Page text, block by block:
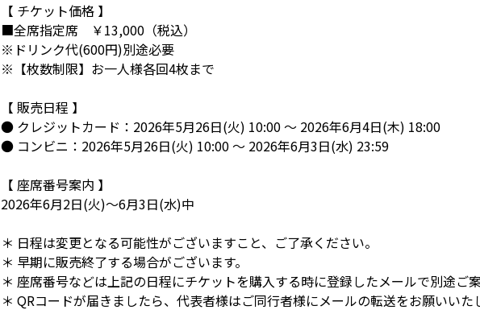
【 チケット価格 】
■全席指定席 ￥13,000（税込）
※ドリンク代(600円)別途必要
※【枚数制限】お一人様各回4枚まで
【 販売日程 】
● クレジットカード：2026年5月26日(火) 10:00 ～ 2026年6月4日(木) 18:00
● コンビニ：2026年5月26日(火) 10:00 ～ 2026年6月3日(水) 23:59
【 座席番号案内 】
2026年6月2日(火)～6月3日(水)中
＊ 日程は変更となる可能性がございますこと、ご了承ください。
＊ 早期に販売終了する場合がございます。
＊ 座席番号などは上記の日程にチケットを購入する時に登録したメールで別途ご案
＊ QRコードが届きましたら、代表者様はご同行者様にメールの転送をお願いいた